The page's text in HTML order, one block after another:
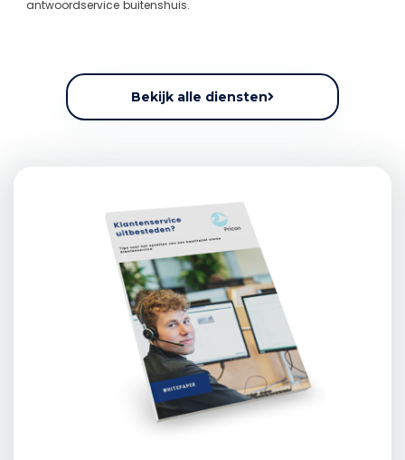
antwoordservice buitenshuis.
Bekijk alle diensten